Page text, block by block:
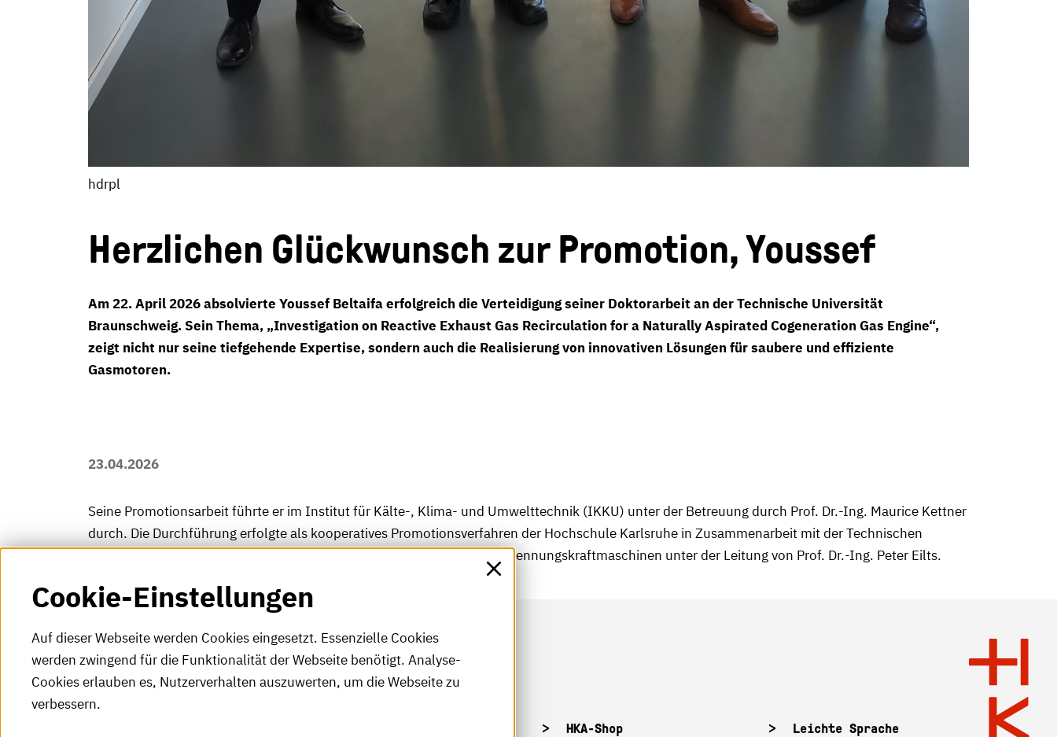
hdrpl
Herzlichen Glückwunsch zur Promotion, Youssef
Am 22. April 2026 absolvierte Youssef Beltaifa erfolgreich die Verteidigung seiner Doktorarbeit an der Technische Universität
Braunschweig. Sein Thema, „Investigation on Reactive Exhaust Gas Recirculation for a Naturally Aspirated Cogeneration Gas Engine“,
zeigt nicht nur seine tiefgehende Expertise, sondern auch die Realisierung von innovativen Lösungen für saubere und effiziente
Gasmotoren.
23.04.2026
Seine Promotionsarbeit führte er im Institut für Kälte-, Klima- und Umwelttechnik (IKKU) unter der Betreuung durch Prof. Dr.-Ing. Maurice Kettner
durch. Die Durchführung erfolgte als kooperatives Promotionsverfahren der Hochschule Karlsruhe in Zusammenarbeit mit der Technischen
Universität Braunschweig, Fakultät für Maschinenbau, Institut für Verbrennungskraftmaschinen unter der Leitung von Prof. Dr.-Ing. Peter Eilts.
HKA-Shop Leichte Sprache
Cookie-Einstellungen
Auf dieser Webseite werden Cookies eingesetzt. Essenzielle Cookies
werden zwingend für die Funktionalität der Webseite benötigt. Analyse-
Cookies erlauben es, Nutzerverhalten auszuwerten, um die Webseite zu
verbessern.